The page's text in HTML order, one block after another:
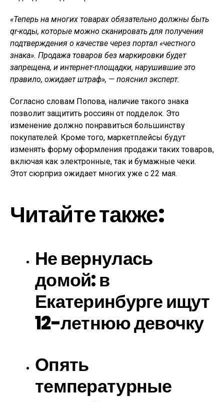
«Теперь на многих товарах обязательно должны быть
qr-коды, которые можно сканировать для получения
подтверждения о качестве через портал «честного
знака». Продажа товаров без маркировки будет
запрещена, и интернет-площадки, нарушившие это
правило, ожидает штраф», — пояснил эксперт.
Согласно словам Попова, наличие такого знака
позволит защитить россиян от подделок. Это
изменение должно понравиться большинству
покупателей. Кроме того, маркетплейсы будут
изменять форму оформления продажи таких товаров,
включая как электронные, так и бумажные чеки.
Этот сюрприз ожидает многих уже с 22 мая.
Читайте также:
Не вернулась
домой: в
Екатеринбурге ищут
12-летнюю девочку
Опять
температурные